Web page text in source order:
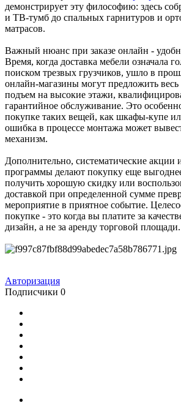
демонстрирует эту философию: здесь
и ТВ-тумб до спальных гарнитуров и
матрасов.
Важный нюанс при заказе онлайн -
Время, когда доставка мебели означала
поиском трезвых грузчиков, ушло в
онлайн-магазины могут предложить весь
подъем на высокие этажи,
гарантийное обслуживание. Это
покупке таких вещей, как шкафы-купе
ошибка в процессе монтажа может
механизм.
Дополнительно, систематические акции
программы делают покупку еще
получить хорошую скидку или
доставкой при определенной сумме
мероприятие в приятное событие.
покупке - это когда вы платите за
дизайн, а не за аренду торговой площади.
Авторизация
Подписчики 0